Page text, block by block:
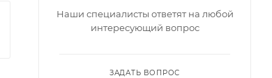
Наши специалисты ответят на любой
интересующий вопрос
ЗАДАТЬ ВОПРОС